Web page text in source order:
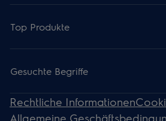
Top Produkte
Gesuchte Begriffe
Rechtliche Informationen
Allgemeine